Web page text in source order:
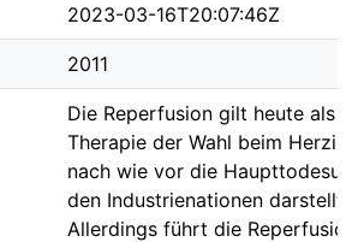
2023-03-16T20:07:46Z
2011
Die Reperfusion gilt heute als
Therapie der Wahl beim
nach wie vor die
den Industrienationen darstellt.
Allerdings führt die